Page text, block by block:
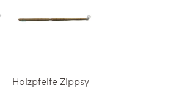
Holzpfeife Zippsy